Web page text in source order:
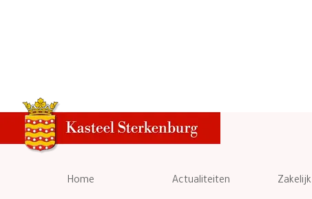
Home Actualiteiten Zakelijk